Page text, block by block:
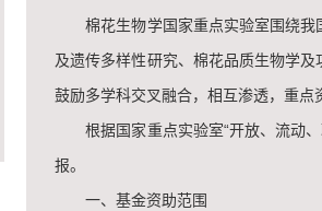
棉花生物学国家重点实验室围绕我
及遗传多样性研究、棉花品质生物学及
鼓励多学科交叉融合，相互渗透，重点
根据国家重点实验室“开放、流动、
报。
一、基金资助范围